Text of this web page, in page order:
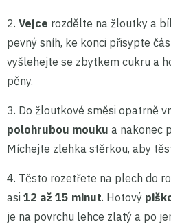
2. Vejce rozdělte na žloutky a
pevný sníh, ke konci přisypte
vyšlehejte se zbytkem cukru a
pěny.
3. Do žloutkové směsi opatrně
polohrubou mouku a nakonec
Míchejte zlehka stěrkou, aby
4. Těsto rozetřete na plech do
asi 12 až 15 minut. Hotový
je na povrchu lehce zlatý a po